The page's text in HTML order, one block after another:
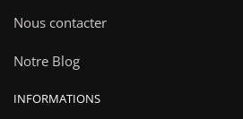
Nous contacter
Notre Blog
INFORMATIONS